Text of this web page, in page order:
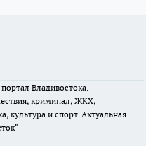
Владивостока.
криминал, ЖКХ,
культура и спорт. Актуальная